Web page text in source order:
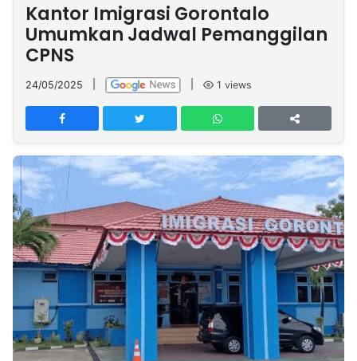
Nasional
International
Olahraga
Entertainment
Daerah
Pariwisata
Kuliner
Kolom
Network
PT
TREETAN
INDONESIA
Partner
Insight
NTB
Suara
Time
Lens
IDN
Daily
Jogja
Jalan
Rakyat
Idealita
News
Kita
Notice
Dinamikapost.com
Radar
Baru
Seedbacklink
Follow
Kabarbaru
Kantor Imigrasi Gorontalo
Umumkan Jadwal Pemanggilan
CPNS
24/05/2025 1 views